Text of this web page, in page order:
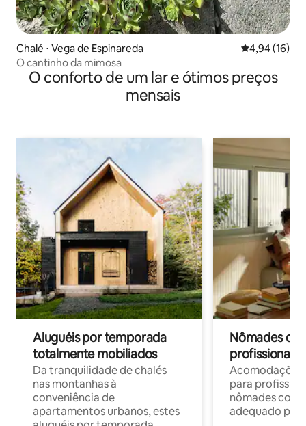
Chalé ⋅ Vega de Espinareda 4,94 de uma
4,94 (16)
O cantinho da mimosa
O conforto de um lar e ótimos preços
mensais
Aluguéis por temporada
totalmente mobiliados
Da tranquilidade de chalés
nas montanhas à
conveniência de
apartamentos urbanos, estes
Nômades
profissionais
para
nômades com
adequado